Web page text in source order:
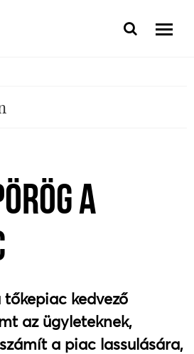
A
kedvező
az ügyleteknek,
a piac lassulására,